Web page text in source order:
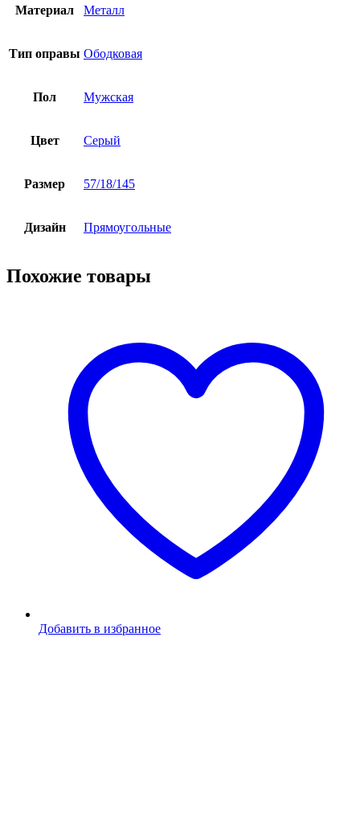
Материал Металл
Тип оправы Ободковая
Пол Мужская
Цвет Серый
Размер 57/18/145
Дизайн Прямоугольные
Похожие товары
Добавить в избранное